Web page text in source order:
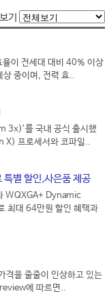
기
이 전세대 대비 40% 이상
중이며, 전력 효..
3x)’를 국내 공식 출시했
프로세서와 코파일..
별 할인,사은품 제공
WQXGA+ Dynamic
최대 64만원 할인 혜택과
격을 줄줄이 인상하고 있는
에 따르면..